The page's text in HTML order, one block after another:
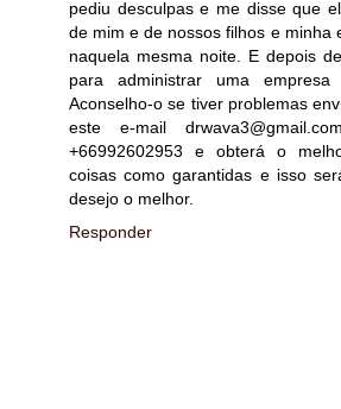
pediu desculpas e me disse que
de mim e de nossos filhos e minha
naquela mesma noite. E depois
para administrar uma empresa
Aconselho-o se tiver problemas
este e-mail
+66992602953 e obterá o
coisas como garantidas e isso
desejo o melhor.
Responder